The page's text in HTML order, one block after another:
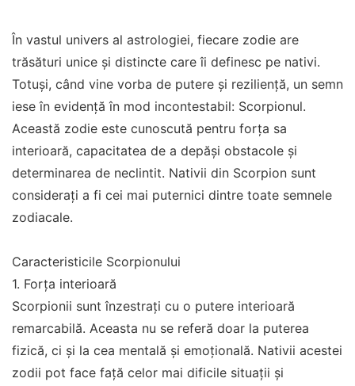
În vastul univers al astrologiei, fiecare zodie are
trăsături unice și distincte care îi definesc pe nativi.
Totuși, când vine vorba de putere și reziliență, un semn
iese în evidență în mod incontestabil: Scorpionul.
Această zodie este cunoscută pentru forța sa
interioară, capacitatea de a depăși obstacole și
determinarea de neclintit. Nativii din Scorpion sunt
considerați a fi cei mai puternici dintre toate semnele
zodiacale.
Caracteristicile Scorpionului
1. Forța interioară
Scorpionii sunt înzestrați cu o putere interioară
remarcabilă. Aceasta nu se referă doar la puterea
fizică, ci și la cea mentală și emoțională. Nativii acestei
zodii pot face față celor mai dificile situații și